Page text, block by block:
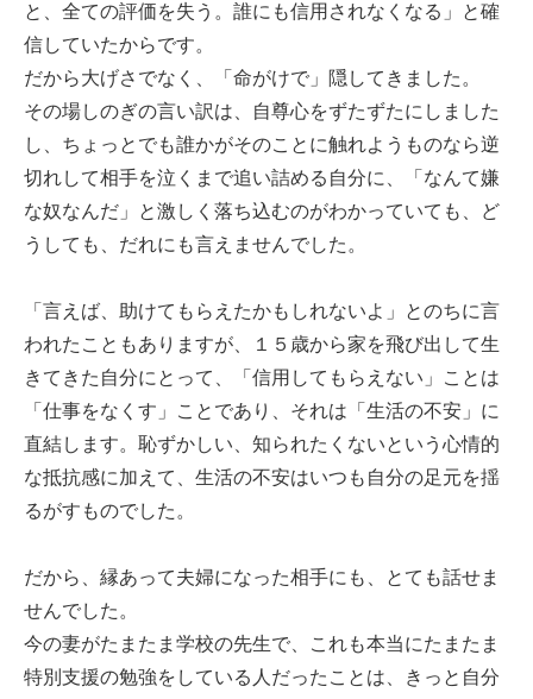
と、全ての評価を失う。誰にも信用されなくなる」と確
信していたからです。
だから大げさでなく、「命がけで」隠してきました。
その場しのぎの言い訳は、自尊心をずたずたにしました
し、ちょっとでも誰かがそのことに触れようものなら逆
切れして相手を泣くまで追い詰める自分に、「なんて嫌
な奴なんだ」と激しく落ち込むのがわかっていても、ど
うしても、だれにも言えませんでした。
「言えば、助けてもらえたかもしれないよ」とのちに言
われたこともありますが、１５歳から家を飛び出して生
きてきた自分にとって、「信用してもらえない」ことは
「仕事をなくす」ことであり、それは「生活の不安」に
直結します。恥ずかしい、知られたくないという心情的
な抵抗感に加えて、生活の不安はいつも自分の足元を揺
るがすものでした。
だから、縁あって夫婦になった相手にも、とても話せま
せんでした。
今の妻がたまたま学校の先生で、これも本当にたまたま
特別支援の勉強をしている人だったことは、きっと自分